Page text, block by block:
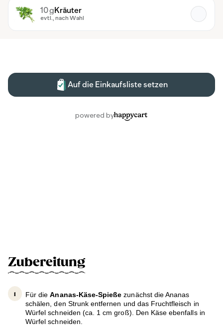
Zubereitung
Für dieAnanas-Käse-Spießezunächst die Ananas
schälen, den Strunk entfernen und das Fruchtfleisch in
Würfel schneiden (ca. 1 cm groß). Den Käse ebenfalls in
Würfel schneiden.